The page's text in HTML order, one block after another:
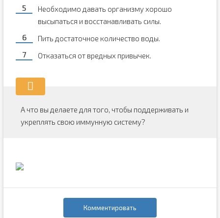
Необходимо давать организму хорошо
высыпаться и восстанавливать силы.
Пить достаточное количество воды.
Отказаться от вредных привычек.
А что вы делаете для того, чтобы поддерживать и
укреплять свою иммунную систему?
Комментировать